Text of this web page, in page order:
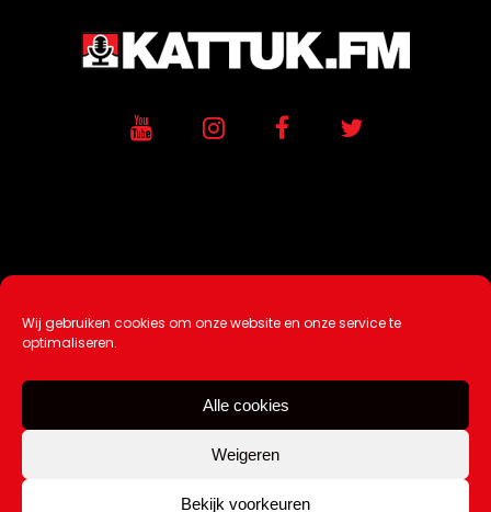
Wij gebruiken cookies om onze website en onze service te
optimaliseren.
Alle cookies
Weigeren
Bekijk voorkeuren
Ontwikkeling / Hosting doorAtSea
Over Ons |Tip de redactie
Contact
Copyright Kattuk.nl 2003-2026